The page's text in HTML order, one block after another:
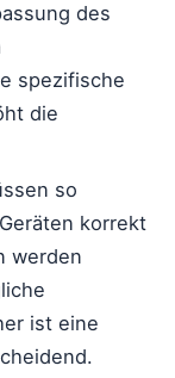
des
spezifische
die
so
korrekt
werden
ist eine